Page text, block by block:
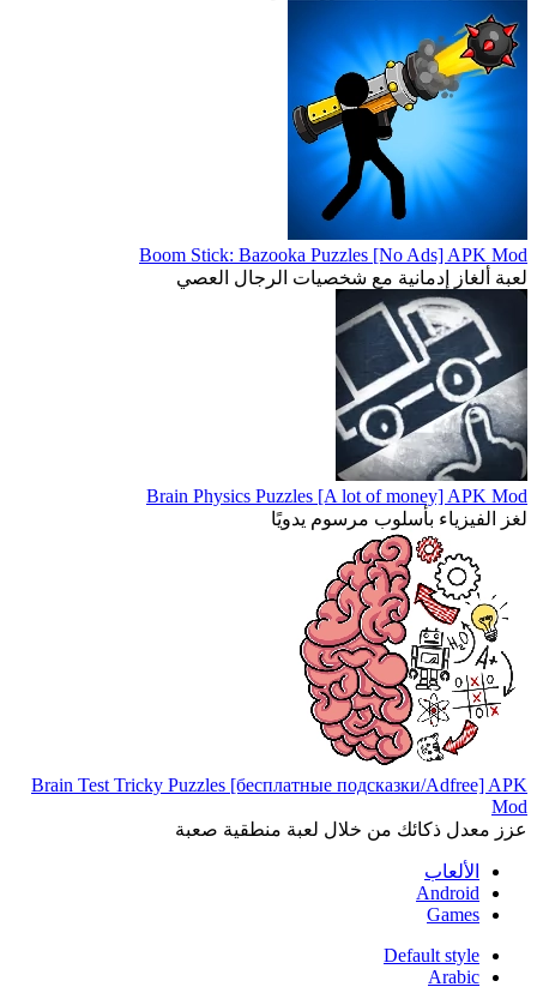
Boom Stick: Bazooka Puzzles [No Ads] APK Mod
لعبة ألغاز إدمانية مع شخصيات الرجال العصي
Brain Physics Puzzles [A lot of money] APK Mod
لغز الفيزياء بأسلوب مرسوم يدويًا
Brain Test Tricky Puzzles [бесплатные подсказки/Adfree] APK
Mod
عزز معدل ذكائك من خلال لعبة منطقية صعبة
الألعاب
Android
Games
Default style
Arabic